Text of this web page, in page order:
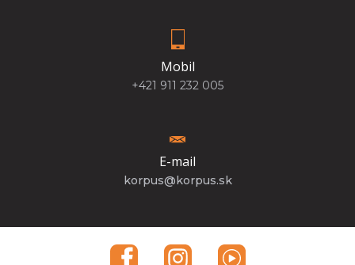
Mobil
+421 911 232 005
E-mail
korpus@korpus.sk